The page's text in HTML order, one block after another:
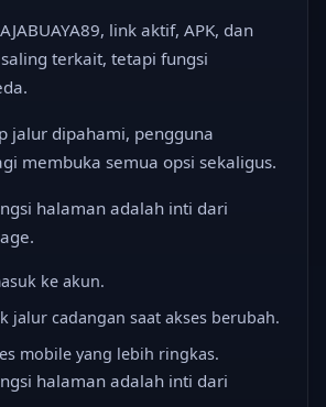
link aktif, APK, dan
terkait, tetapi fungsi
jalur dipahami, pengguna
membuka semua opsi sekaligus.
halaman adalah inti dari
ke akun.
jalur cadangan saat akses berubah.
mobile yang lebih ringkas.
halaman adalah inti dari